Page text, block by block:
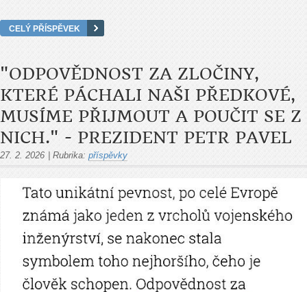
CELÝ PŘÍSPĚVEK
"ODPOVĚDNOST ZA ZLOČINY,
KTERÉ PÁCHALI NAŠI PŘEDKOVÉ,
MUSÍME PŘIJMOUT A POUČIT SE Z
NICH." - PREZIDENT PETR PAVEL
27. 2. 2026 Rubrika: příspěvky